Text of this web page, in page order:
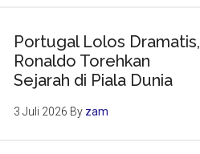
Portugal Lolos Dramatis,
Ronaldo Torehkan
Sejarah di Piala Dunia
3 Juli 2026 By zam